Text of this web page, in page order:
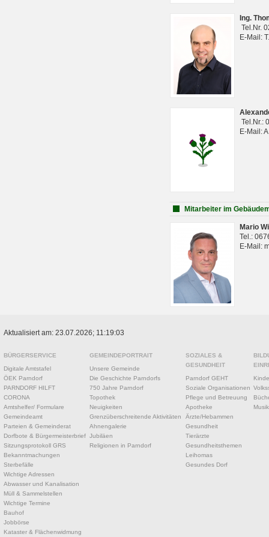
Ing.
Tel.Nr.
E-Mail:
Tel.Nr.:
E-Mail:
Mitarbeiter im
Mario
Tel.:
E-Mail:
Aktualisiert am: 23.07.2026; 11:19:03
BÜRGERSERVICE
Digitale Amtstafel
ÖEK Parndorf
PARNDORF HILFT
CORONA
Amtshelfer/ Formulare
Gemeindeamt
Parteien & Gemeinderat
Dorfbote & Bürgermeisterbrief
Sitzungsprotokoll GRS
Bekanntmachungen
Sterbefälle
Wichtige Adressen
Abwasser und Kanalisation
Müll & Sammelstellen
Wichtige Termine
Bauhof
Jobbörse
Kataster & Flächenwidmung
GEMEINDEPORTRAIT
Unsere Gemeinde
Die Geschichte Parndorfs
750 Jahre Parndorf
Topothek
Neuigkeiten
Grenzüberschreitende Aktivitäten
Ahnengalerie
Jubiläen
Religionen in Parndorf
SOZIALES &
GESUNDHEIT
Parndorf GEHT
Soziale Organisationen
Pflege und Betreuung
Apotheke
Ärzte/Hebammen
Gesundheit
Tierärzte
Gesundheitsthemen
Leihomas
Gesundes Dorf